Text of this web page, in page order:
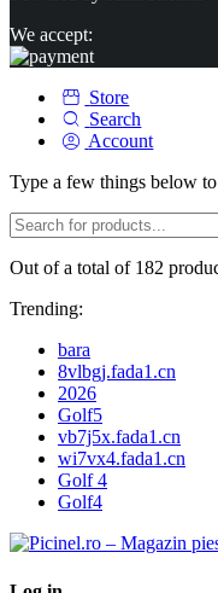
We accept:
Store
Search
Account
Type a few things below to
Out of a total of 182
Trending:
bara
8vlbgj.fada1.cn
2026
Golf5
vb7j5x.fada1.cn
wi7vx4.fada1.cn
Golf 4
Golf4